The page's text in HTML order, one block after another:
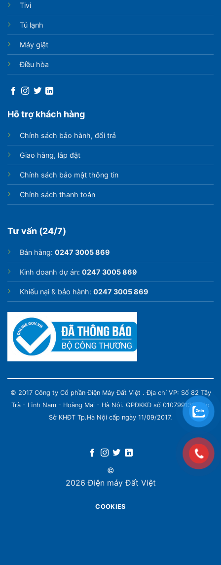
Tivi
Tủ lạnh
Máy giặt
Điều hòa
Hỗ trợ khách hàng
Chính sách bảo hành, đổi trả
Giao hàng, lắp đặt
Chính sách bảo mật thông tin
Chính sách thanh toán
Tư vấn (24/7)
Bán hàng: 0247 3005 869
Kinh doanh dự án: 0247 3005 869
Khiếu nại & bảo hành: 0247 3005 869
© 2017 Công ty Cổ phần Điện Máy Đất Việt . Địa chỉ VP: Số 82 Tây
Trà - Lĩnh Nam - Hoàng Mai - Hà Nội. GPĐKKD số 0107991339 do
Sở KHĐT Tp.Hà Nội cấp ngày 11/09/2017.
©
2026 Điện máy Đất Việt
COOKIES